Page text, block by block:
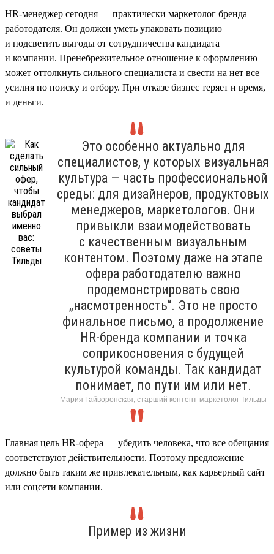
HR-менеджер сегодня — практически маркетолог бренда
работодателя. Он должен уметь упаковать позицию
и подсветить выгоды от сотрудничества кандидата
и компании. Пренебрежительное отношение к оформлению
может оттолкнуть сильного специалиста и свести на нет все
усилия по поиску и отбору. При отказе бизнес теряет и время,
и деньги.
Это особенно актуально для
специалистов, у которых визуальная
культура — часть профессиональной
среды: для дизайнеров, продуктовых
менеджеров, маркетологов. Они
привыкли взаимодействовать
с качественным визуальным
контентом. Поэтому даже на этапе
офера работодателю важно
продемонстрировать свою
„насмотренность“. Это не просто
финальное письмо, а продолжение
HR-бренда компании и точка
соприкосновения с будущей
культурой команды. Так кандидат
понимает, по пути им или нет.
Мария Гайворонская, старший контент-маркетолог Тильды
Главная цель HR-офера — убедить человека, что все обещания
соответствуют действительности. Поэтому предложение
должно быть таким же привлекательным, как карьерный сайт
или соцсети компании.
Пример из жизни